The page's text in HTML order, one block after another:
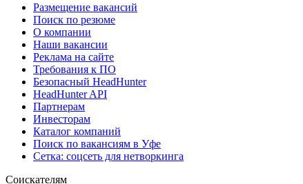
Размещение вакансий
Поиск по резюме
О компании
Наши вакансии
Реклама на сайте
Требования к ПО
Безопасный HeadHunter
HeadHunter API
Партнерам
Инвесторам
Каталог компаний
Поиск по вакансиям в Уфе
Сетка: соцсеть для нетворкинга
Соискателям